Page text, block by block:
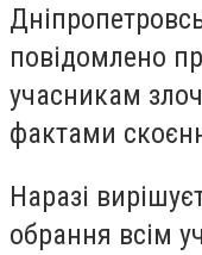
повідомлено
учасникам
фактами скоє
Наразі
обрання всім